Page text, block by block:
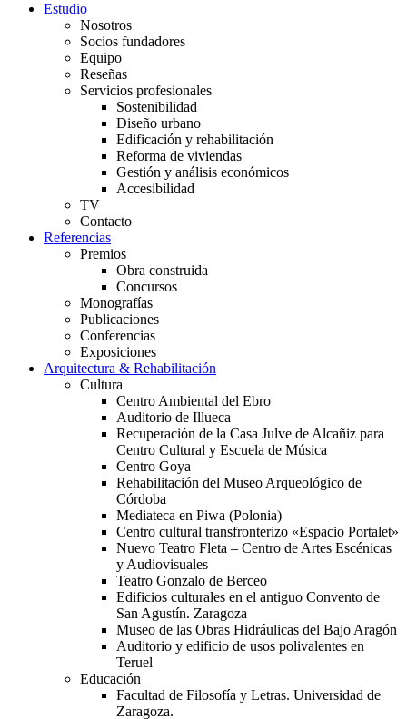
Estudio
Nosotros
Socios fundadores
Equipo
Reseñas
Servicios profesionales
Sostenibilidad
Diseño urbano
Edificación y rehabilitación
Reforma de viviendas
Gestión y análisis económicos
Accesibilidad
TV
Contacto
Referencias
Premios
Obra construida
Concursos
Monografías
Publicaciones
Conferencias
Exposiciones
Arquitectura & Rehabilitación
Cultura
Centro Ambiental del Ebro
Auditorio de Illueca
Recuperación de la Casa Julve de Alcañiz para
Centro Cultural y Escuela de Música
Centro Goya
Rehabilitación del Museo Arqueológico de
Córdoba
Mediateca en Piwa (Polonia)
Centro cultural transfronterizo «Espacio Portalet»
Nuevo Teatro Fleta – Centro de Artes Escénicas
y Audiovisuales
Teatro Gonzalo de Berceo
Edificios culturales en el antiguo Convento de
San Agustín. Zaragoza
Museo de las Obras Hidráulicas del Bajo Aragón
Auditorio y edificio de usos polivalentes en
Teruel
Educación
Facultad de Filosofía y Letras. Universidad de
Zaragoza.